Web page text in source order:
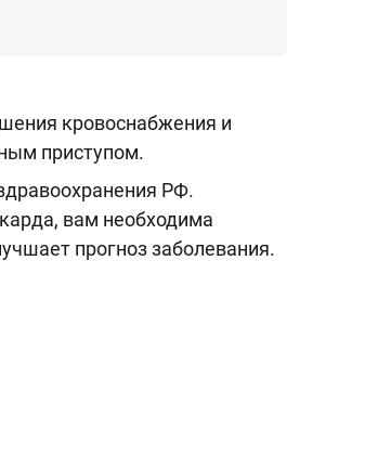
кровоснабжения и
приступом.
РФ.
вам необходима
прогноз заболевания.